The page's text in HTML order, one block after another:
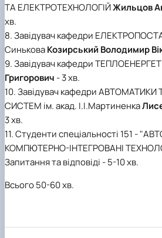
ТА ЕЛЕКТРОТЕХНОЛОГІЙЖильцов
хв.
8. Завідувач кафедри
СиньковаКозирський Володимир
9. Завідувач кафедри
Григорович - 3 хв.
10. Завідувач кафедри
СИСТЕМ ім. акад. І.І.Мартиненка
3 хв.
11. Студенти спеціальності 151 -
КОМПЮТЕРНО-ІНТЕГРОВАНІ
Запитання та відповіді - 5-10 хв.
Всього 50-60 хв.